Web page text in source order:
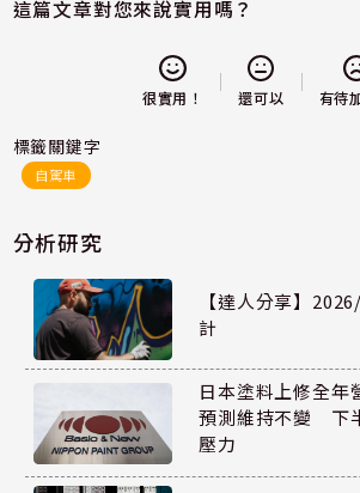
這篇文章對您來說實用嗎？
很實用！ 還可以 有待
標籤關鍵字
自駕車
分析研究
【達人分享】
計
日本塗料上修全年
預測維持不變 下
壓力